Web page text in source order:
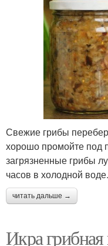
Свежие грибы
хорошо промойте под
загрязненные грибы
часов в холодной воде.
читать дальше →
Икра